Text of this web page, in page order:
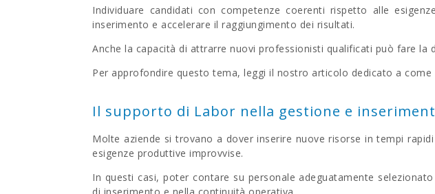
Individuare candidati con competenze coerenti rispetto alle
inserimento e accelerare il raggiungimento dei risultati.
Anche la capacità di attrarre nuovi professionisti qualificati può fare la
Per approfondire questo tema, leggi il nostro articolo dedicato a come
Il supporto di Labor nella gestione e
Molte aziende si trovano a dover inserire nuove risorse in tempi
esigenze produttive improvvise.
In questi casi, poter contare su personale adeguatamente